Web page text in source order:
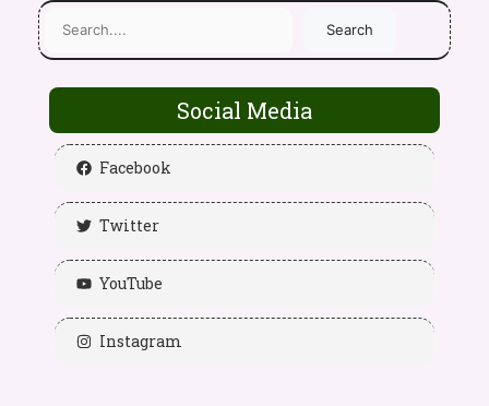
Search
Social Media
Facebook
Twitter
YouTube
Instagram